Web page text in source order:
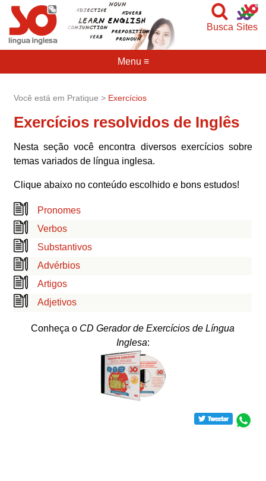
Sites
Busca
Você está em Pratique > Exercícios
Exercícios resolvidos de Inglês
Nesta seção você encontra diversos exercícios sobre
temas variados de língua inglesa.
Clique abaixo no conteúdo escolhido e bons estudos!
Pronomes
Verbos
Substantivos
Advérbios
Artigos
Adjetivos
Conheça o CD Gerador de Exercícios de Língua
Inglesa: